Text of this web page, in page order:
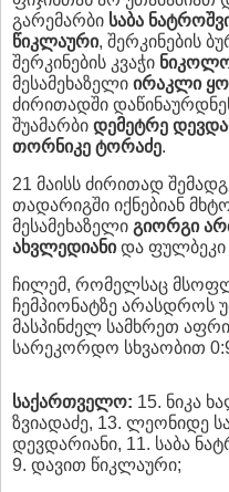
გარემარბი საბა
წიკლაური, შერკინების
შერკინების კვაჭი
მესამეხაზელი ირაკლი
ძირითადში
შუამარბი დემეტრე
თორნიკე ტორაძე.
21 მაისს ძირითად
თადარიგში იქნებიან
მესამეხაზელი გიორგი
ახვლედიანიდა ფულბეკი
ჩილემ, რომელსაც
ჩემპიონატზე არასდროს
მასპინძელ სამხრეთ
სარეკორდო სხვაობით
საქართველო: 15. ნიკა
ზვიადაძე, 13. ლეონიდე
დევდარიანი, 11. საბა
9. დავით წიკლაური;